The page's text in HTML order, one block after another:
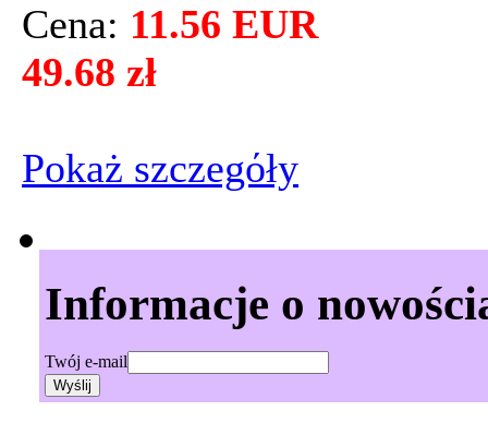
Cena: 11.56 EUR
49.68 zł
Pokaż szczegόły
Informacje o
Twój e-mail